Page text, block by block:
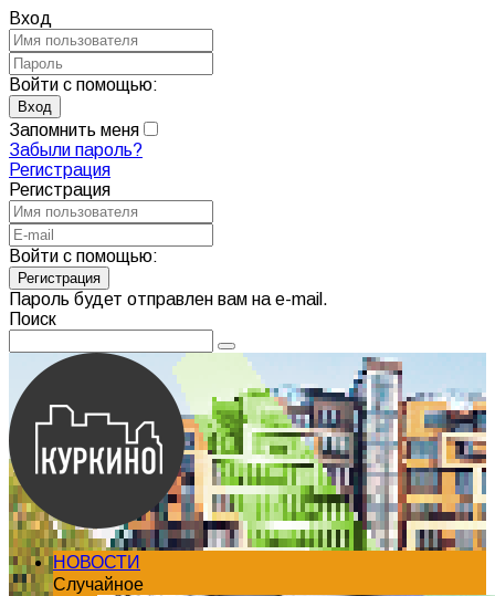
Вход
Войти с помощью:
Запомнить меня
Забыли пароль?
Регистрация
Регистрация
Войти с помощью:
Пароль будет отправлен вам на e-mail.
Поиск
НОВОСТИ
Случайное